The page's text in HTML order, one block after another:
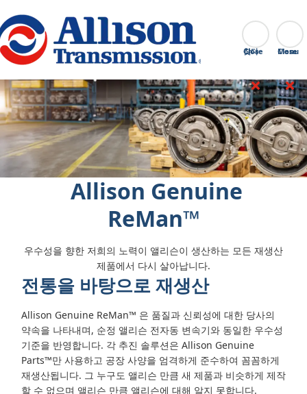
Go Home 찾다
Close
‎ Allison Genuine
ReMan™
우수성을 향한 저희의 노력이 앨리슨이 생산하는 모든 재생산
제품에서 다시 살아납니다.
전통을 바탕으로 재생산
Allison Genuine ReMan™ 은 품질과 신뢰성에 대한 당사의
약속을 나타내며, 순정 앨리슨 전자동 변속기와 동일한 우수성
기준을 반영합니다. 각 추진 솔루션은 Allison Genuine
Parts™만 사용하고 공장 사양을 엄격하게 준수하여 꼼꼼하게
재생산됩니다. 그 누구도 앨리슨 만큼 새 제품과 비슷하게 제작
할 수 없으며 앨리슨 만큼 앨리슨에 대해 알지 못합니다.